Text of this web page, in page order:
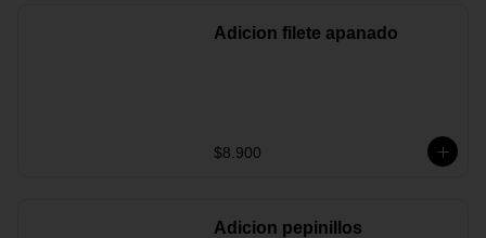
Adicion filete apanado
$8.900
Adicion pepinillos